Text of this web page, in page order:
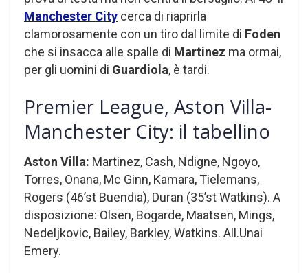
Manchester City cerca di riaprirla
clamorosamente con un tiro dal limite di Foden
che si insacca alle spalle di Martinez ma ormai,
per gli uomini di Guardiola, è tardi.
Premier League, Aston Villa-
Manchester City: il tabellino
Aston Villa: Martinez, Cash, Ndigne, Ngoyo,
Torres, Onana, Mc Ginn, Kamara, Tielemans,
Rogers (46’st Buendia), Duran (35’st Watkins). A
disposizione: Olsen, Bogarde, Maatsen, Mings,
Nedeljkovic, Bailey, Barkley, Watkins. All.Unai
Emery.